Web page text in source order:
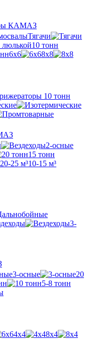
КАМАЗ
Тягачи
10 тонн
6х6 8х8
10 тонн
2-осные
15 тонн
10-15 м³
3-
3-осные
20
5-8 тонн
4х4
8х4